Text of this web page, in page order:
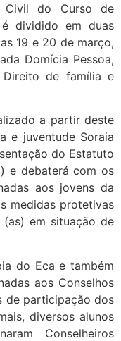
Civil do Curso de
é dividido em duas
19 e 20 de março,
Domícia Pessoa,
de família e
a partir deste
e juventude Soraia
do Estatuto
e debaterá com os
aos jovens da
medidas protetivas
(as) em situação de
do Eca e também
aos Conselhos
de participação dos
diversos alunos
Conselheiros